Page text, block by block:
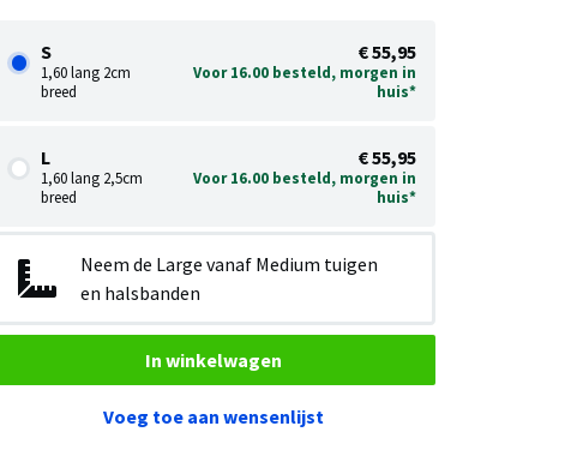
S
1,60 lang 2cm
breed
€ 55,95
Voor 16.00 besteld, morgen in
huis*
L
1,60 lang 2,5cm
breed
€ 55,95
Voor 16.00 besteld, morgen in
huis*
Neem de Large vanaf Medium tuigen
en halsbanden
In winkelwagen
Voeg toe aan wensenlijst